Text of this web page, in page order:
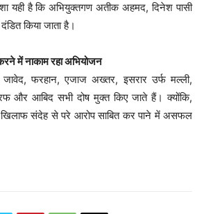
यही है कि अभियुक्तगण अतीक अहमद, दिनेश पासी
किया जाता है।
में नाकाम रहा अभियोजन
जावेद, फरहान, एजाज अख्तर, इसरार उर्फ मल्ली,
और आबिद सभी दोष मुक्त किए जाते हैं। क्योंकि,
संदेह से परे आरोप साबित कर पाने में असफल